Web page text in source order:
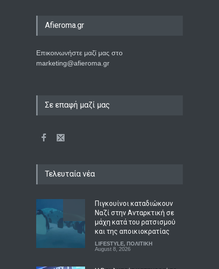
Afieroma.gr
Επικοινωνήστε μαζί μας στο
marketing@afieroma.gr
Σε επαφή μαζί μας
Τελευταία νέα
Πιγκουίνοι καταδιώκουν
Ναζί στην Ανταρκτική σε
μάχη κατά του ρατσισμού
και της αποικιοκρατίας
LIFESTYLE, ΠΟΛΙΤΙΚΗ
August 8, 2026